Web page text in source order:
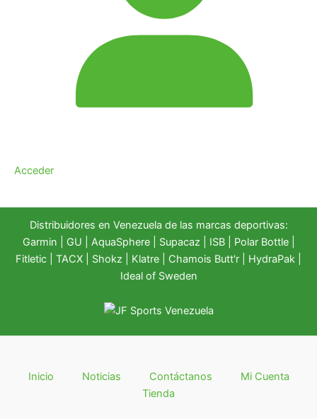
Acceder
Distribuidores en Venezuela de las marcas deportivas:
Garmin
GU AquaSphere| Supacaz | ISB | Polar Bottle|
Fitletic
TACX Shokz Klatre Chamois Butt'r HydraPak
Ideal of Sweden
Inicio Noticias Contáctanos
Mi Cuenta
Tienda